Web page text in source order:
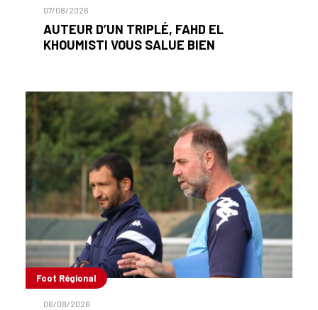
07/08/2026
AUTEUR D’UN TRIPLÉ, FAHD EL
KHOUMISTI VOUS SALUE BIEN
Foot Régional
06/08/2026